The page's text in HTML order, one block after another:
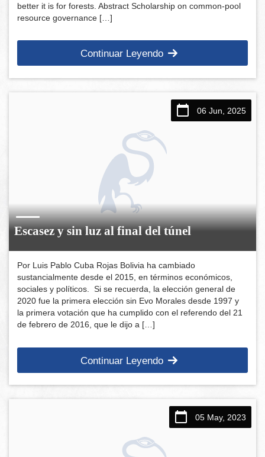
better it is for forests. Abstract Scholarship on common-pool
resource governance […]
Continuar Leyendo
06 Jun, 2025
Escasez y sin luz al final del túnel
Por Luis Pablo Cuba Rojas Bolivia ha cambiado
sustancialmente desde el 2015, en términos económicos,
sociales y políticos. Si se recuerda, la elección general de
2020 fue la primera elección sin Evo Morales desde 1997 y
la primera votación que ha cumplido con el referendo del 21
de febrero de 2016, que le dijo a […]
Continuar Leyendo
05 May, 2023